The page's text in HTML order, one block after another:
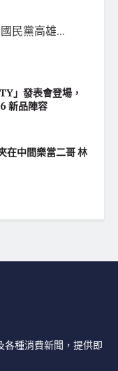
民黨高雄...
」發表會登場，
新品陣容
在中間樂當二哥 林
種消費新聞，提供即